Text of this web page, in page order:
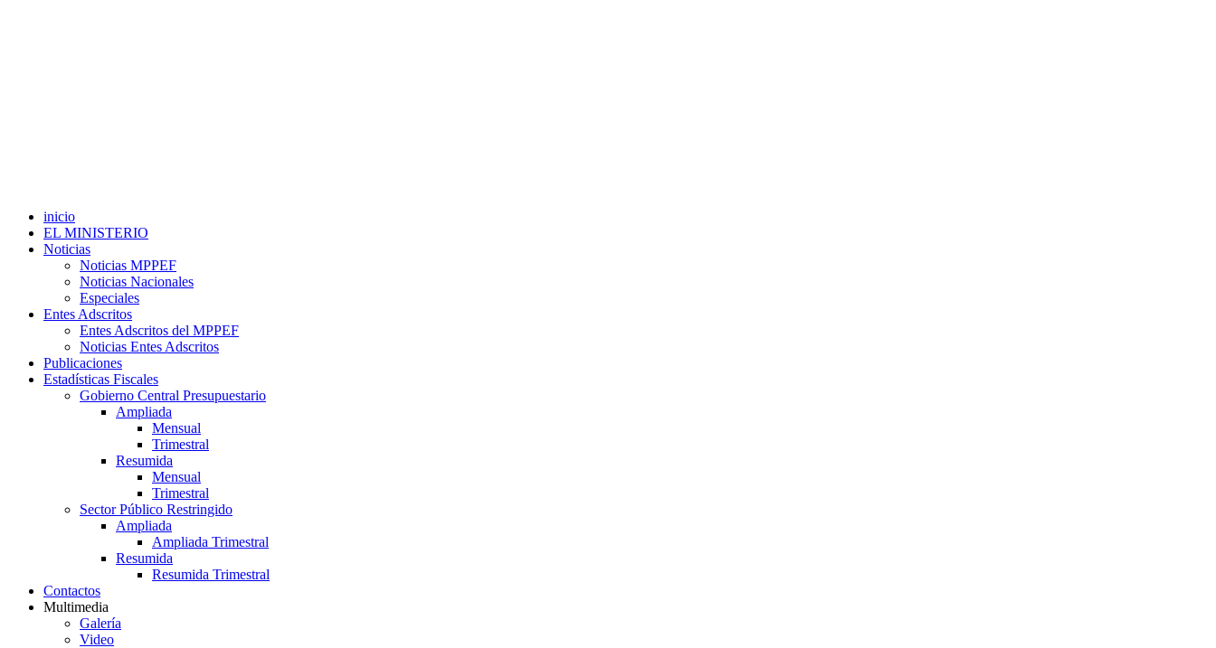
inicio
EL MINISTERIO
Noticias
Noticias MPPEF
Noticias Nacionales
Especiales
Entes Adscritos
Entes Adscritos del MPPEF
Noticias Entes Adscritos
Publicaciones
Estadísticas Fiscales
Gobierno Central Presupuestario
Ampliada
Mensual
Trimestral
Resumida
Mensual
Trimestral
Sector Público Restringido
Ampliada
Ampliada Trimestral
Resumida
Resumida Trimestral
Contactos
Multimedia
Galería
Video